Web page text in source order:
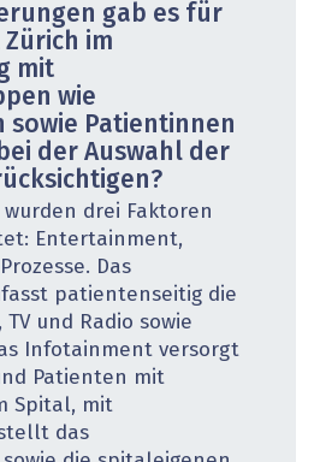
gab es für
im
mit
wie
sowie Patientinnen
der Auswahl der
drei Faktoren
Entertainment,
Das
patientenseitig die
und Radio sowie
Infotainment versorgt
Patienten mit
Spital, mit
das